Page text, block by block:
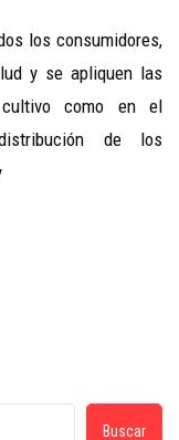
los consumidores,
y se apliquen las
como en el
de los
Buscar